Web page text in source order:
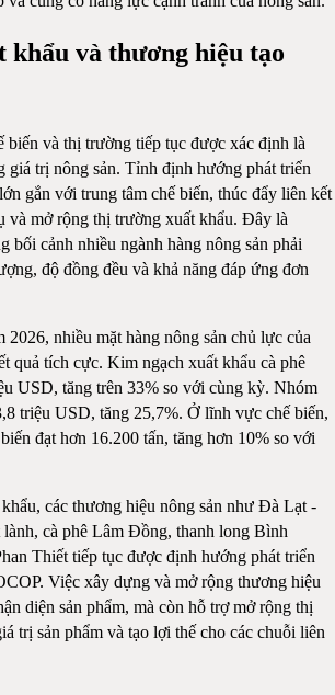
khẩu và thương hiệu tạo
biến và thị trường tiếp tục được xác định là
giá trị nông sản. Tỉnh định hướng phát triển
gắn với trung tâm chế biến, thúc đẩy liên kết
và mở rộng thị trường xuất khẩu. Đây là
bối cảnh nhiều ngành hàng nông sản phải
độ đồng đều và khả năng đáp ứng đơn
2026, nhiều mặt hàng nông sản chủ lực của
quả tích cực. Kim ngạch xuất khẩu cà phê
USD, tăng trên 33% so với cùng kỳ. Nhóm
triệu USD, tăng 25,7%. Ở lĩnh vực chế biến,
đạt hơn 16.200 tấn, tăng hơn 10% so với
các thương hiệu nông sản như Đà Lạt -
cà phê Lâm Đồng, thanh long Bình
Thiết tiếp tục được định hướng phát triển
Việc xây dựng và mở rộng thương hiệu
diện sản phẩm, mà còn hỗ trợ mở rộng thị
trị sản phẩm và tạo lợi thế cho các chuỗi liên